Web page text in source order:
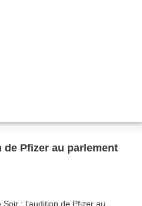
Pfizer au parlement